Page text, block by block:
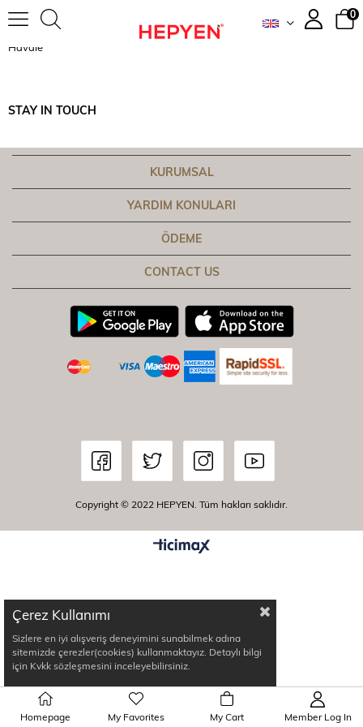
0
Havale
STAY IN TOUCH
KURUMSAL
YARDIM KONULARI
ÖDEME
CONTACT US
Copyright © 2022 HEPYEN. Tüm hakları saklıdır.
Çerez Kullanımı
Sizlere en iyi alışveriş deneyimini sunabilmek adına
sitemizde çerezler(cookies) kullanmaktayız. Detaylı bilgi
için Kvkk sözleşmesini inceleyebilirsiniz.
Homepage My Favorites My Cart Member Log In